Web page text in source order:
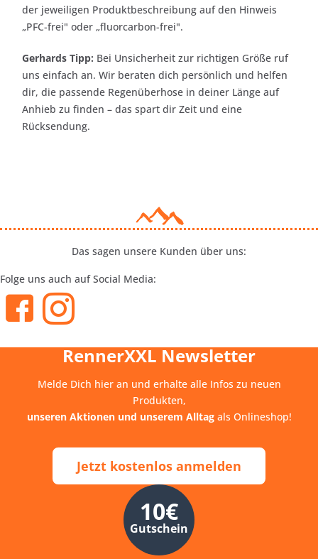
der jeweiligen Produktbeschreibung auf den Hinweis
„PFC-frei" oder „fluorcarbon-frei".
Gerhards Tipp: Bei Unsicherheit zur richtigen Größe ruf
uns einfach an. Wir beraten dich persönlich und helfen
dir, die passende Regenüberhose in deiner Länge auf
Anhieb zu finden – das spart dir Zeit und eine
Rücksendung.
Das sagen unsere Kunden über uns:
Folge uns auch auf Social Media:
RennerXXL Newsletter
Melde Dich hier an und erhalte alle Infos zu neuen
Produkten,
unseren Aktionen und unserem Alltagals Onlineshop!
Jetzt kostenlos anmelden
10€
Gutschein